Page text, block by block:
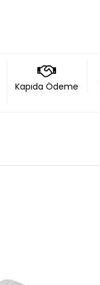
Kapıda Ödeme